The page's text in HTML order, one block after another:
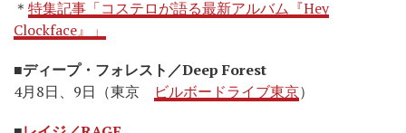
＊ 特集記事「コステロが語る最新アルバム『Hey
Clockface』」
■ディープ・フォレスト／Deep Forest
4月8日、9日（東京
ビルボードライブ東京）